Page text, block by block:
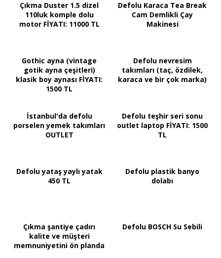
Çıkma Duster 1.5 dizel
110luk komple dolu
motor FİYATI: 11000 TL
Defolu Karaca Tea Break
Cam Demlikli Çay
Makinesi
Gothic ayna (vintage
gotik ayna çeşitleri)
klasik boy aynası FİYATI:
1500 TL
Defolu nevresim
takımları (taç, özdilek,
karaca ve bir çok marka)
İstanbul'da defolu
porselen yemek takımları
OUTLET
Defolu teşhir seri sonu
outlet laptop FİYATI: 1500
TL
Defolu yataş yaylı yatak
450 TL
Defolu plastik banyo
dolabı
Çıkma şantiye çadırı
kalite ve müşteri
memnuniyetini ön planda
Defolu BOSCH Su Sebili